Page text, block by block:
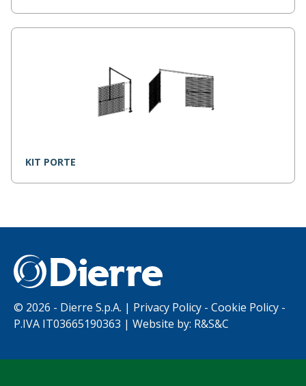
KIT PORTE
© 2026 - Dierre S.p.A. | Privacy Policy - Cookie Policy -
P.IVA IT03665190363 | Website by: R&S&C